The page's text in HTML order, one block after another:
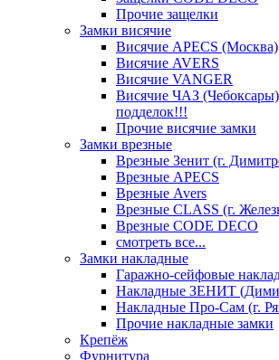
Прочие защелки
Замки висячие
Висячие APECS (Москва)
Висячие AVERS
Висячие VANGER
Висячие ЧАЗ (Чебоксары)
подделок!!!
Прочие висячие замки
Замки врезные
Врезные Зенит (г.
Врезные APECS
Врезные Avers
Врезные CLASS (г.
Врезные CODE DECO
смотреть все...
Замки накладные
Гаражно-сейфовые
Накладные ЗЕНИТ
Накладные Про-Сам (г.
Прочие накладные замки
Крепёж
Фурнитура